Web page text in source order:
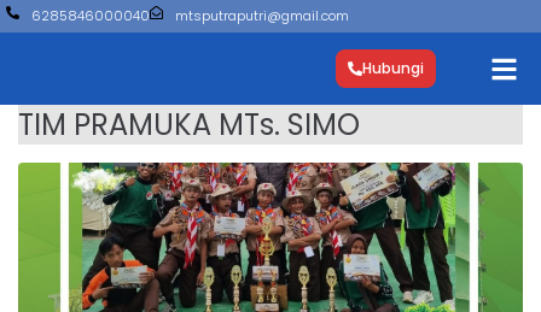
6285846000040 mtsputraputri@gmail.com
Hubungi
TIM PRAMUKA MTs. SIMO